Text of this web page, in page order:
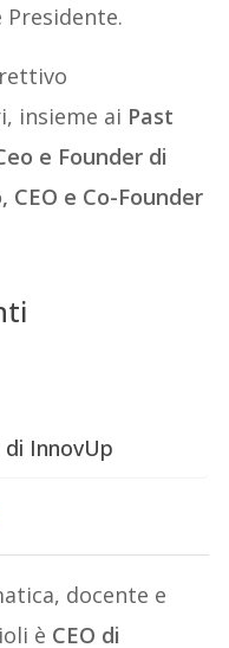
Presidente.
insieme ai Past
e Founder di
e Co-Founder
InnovUp
docente e
è CEO di